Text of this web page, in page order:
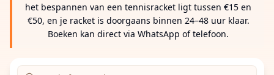
het bespannen van een tennisracket ligt tussen €15 en
€50, en je racket is doorgaans binnen 24–48 uur klaar.
Boeken kan direct via WhatsApp of telefoon.
Zoeklocatie (stad of postcode)